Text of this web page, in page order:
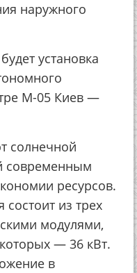
наружного
установка
М-05 Киев —
солнечной
современным
ресурсов.
состоит из трех
модулями,
— 36 кВт.
в